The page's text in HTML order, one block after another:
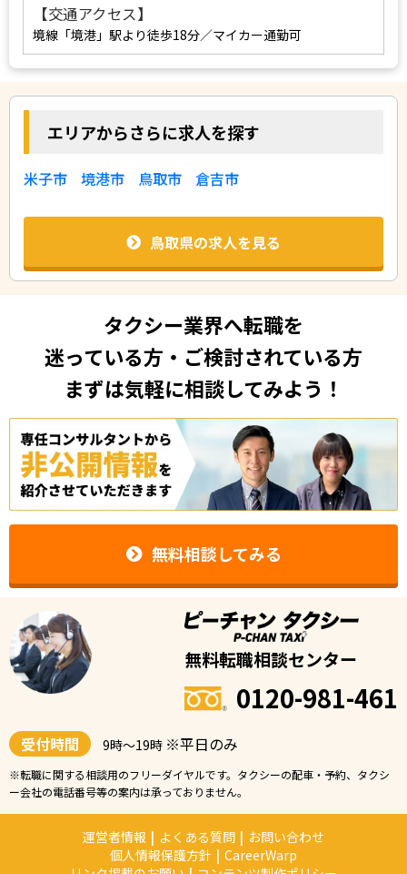
【交通アクセス】
境線「境港」駅より徒歩18分／マイカー通勤可
エリアからさらに求人を探す
米子市 境港市 鳥取市 倉吉市
鳥取県の求人を見る
タクシー業界へ転職を
迷っている方・ご検討されている方
まずは気軽に相談してみよう！
無料相談してみる
無料転職相談センター
0120-981-461
受付時間 9時〜19時 ※平日のみ
※転職に関する相談用のフリーダイヤルです。タクシーの配車・予約、タクシ
ー会社の電話番号等の案内は承っておりません。
運営者情報 | よくある質問 | お問い合わせ
個人情報保護方針 | CareerWarp